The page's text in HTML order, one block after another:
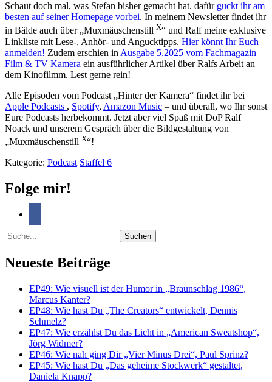
Schaut doch mal, was Stefan bisher gemacht hat. dafür guckt ihr am
besten auf seiner Homepage vorbei. In meinem Newsletter findet ihr
in Bälde auch über „Muxmäuschenstill X“ und Ralf meine exklusive
Linkliste mit Lese-, Anhör- und Angucktipps. Hier könnt Ihr Euch
anmelden! Zudem erschien in Ausgabe 5.2025 vom Fachmagazin
Film & TV Kamera ein ausführlicher Artikel über Ralfs Arbeit an
dem Kinofilmm. Lest gerne rein!
Alle Episoden vom Podcast „Hinter der Kamera“ findet ihr bei
Apple Podcasts , Spotify, Amazon Music – und überall, wo Ihr sonst
Eure Podcasts herbekommt. Jetzt aber viel Spaß mit DoP Ralf
Noack und unserem Gespräch über die Bildgestaltung von
„Muxmäuschenstill X“!
Kategorie: Podcast Staffel 6
Folge mir!
Suche
Neueste Beiträge
EP49: Wie visuell ist der Humor in „Braunschlag 1986“,
Marcus Kanter?
EP48: Wie hast Du „The Creators“ entwickelt, Dennis
Schmelz?
EP47: Wie erzählst Du das Licht in „American Sweatshop“,
Jörg Widmer?
EP46: Wie nah ging Dir „Vier Minus Drei“, Paul Sprinz?
EP45: Wie hast Du „Das geheime Stockwerk“ gestaltet,
Daniela Knapp?